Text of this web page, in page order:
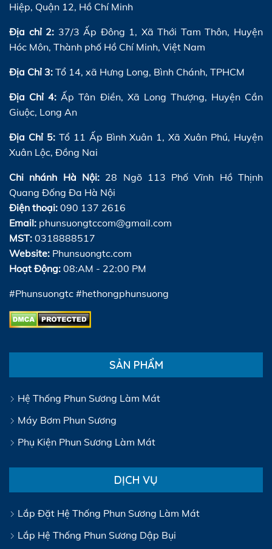
Hiệp, Quận 12, Hồ Chí Minh
Địa chỉ 2: 37/3 Ấp Đông 1, Xã Thới Tam Thôn, Huyện
Hóc Môn, Thành phố Hồ Chí Minh, Việt Nam
Địa Chỉ 3: Tổ 14, xã Hưng Long, Bình Chánh, TPHCM
Địa Chỉ 4: Ấp Tân Điền, Xã Long Thượng, Huyện Cần
Giuộc, Long An
Địa Chỉ 5:Tổ 11 Ấp Bình Xuân 1, Xã Xuân Phú, Huyện
Xuân Lộc, Đồng Nai
Chi nhánh Hà Nội: 28 Ngõ 113 Phố Vĩnh Hồ Thịnh
Quang Đống Đa Hà Nội
Điện thoại: 090 137 2616
Email: phunsuongtccom@gmail.com
MST: 0318888517
Website: Phunsuongtc.com
Hoạt Động: 08:AM - 22:00 PM
#Phunsuongtc #hethongphunsuong
SẢN PHẨM
Hệ Thống Phun Sương Làm Mát
Máy Bơm Phun Sương
Phụ Kiện Phun Sương Làm Mát
DỊCH VỤ
Lắp Đặt Hệ Thống Phun Sương Làm Mát
Lắp Hệ Thống Phun Sương Dập Bụi